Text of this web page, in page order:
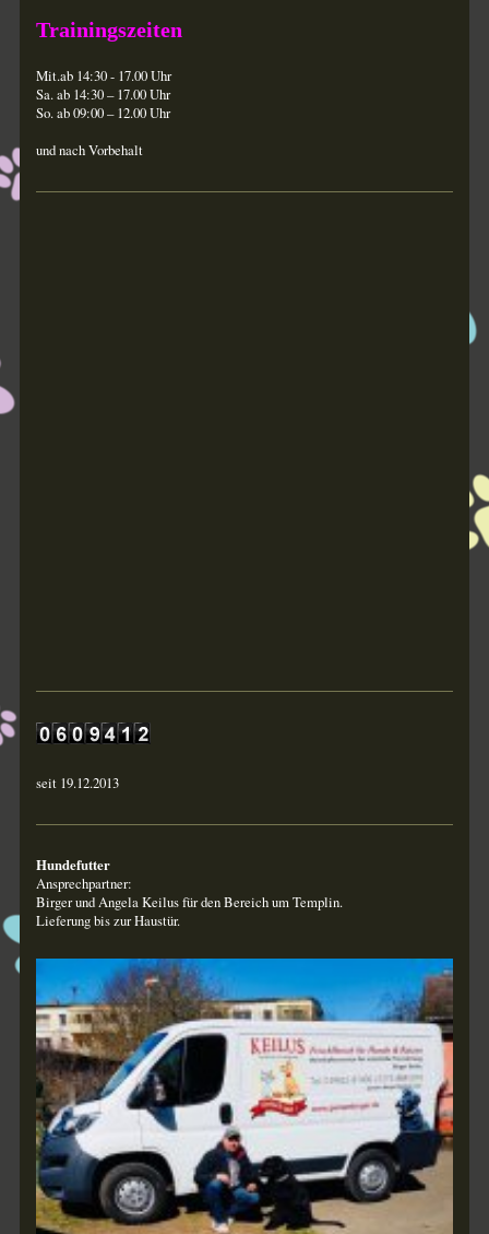
Trainingszeiten
Mit.ab 14:30 - 17.00 Uhr
Sa. ab 14:30 – 17.00 Uhr
So. ab 09:00 – 12.00 Uhr
und nach Vorbehalt
seit 19.12.2013
Hundefutter
Ansprechpartner:
Birger und Angela Keilus für den Bereich um Templin.
Lieferung bis zur Haustür.